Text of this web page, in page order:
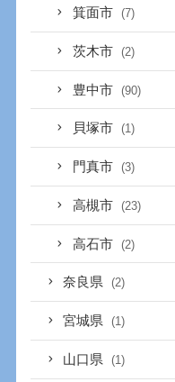
箕面市 (7)
茨木市 (2)
豊中市 (90)
貝塚市 (1)
門真市 (3)
高槻市 (23)
高石市 (2)
奈良県 (2)
宮城県 (1)
山口県 (1)